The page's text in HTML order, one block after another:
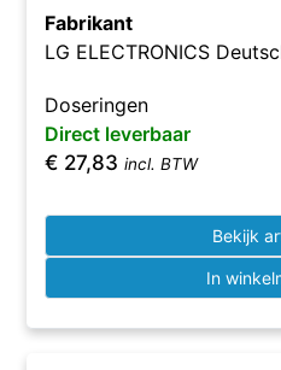
Fabrikant
LG ELECTRONICS
Doseringen
Direct leverbaar
€ 27,83 incl. BTW
Bekijk
In